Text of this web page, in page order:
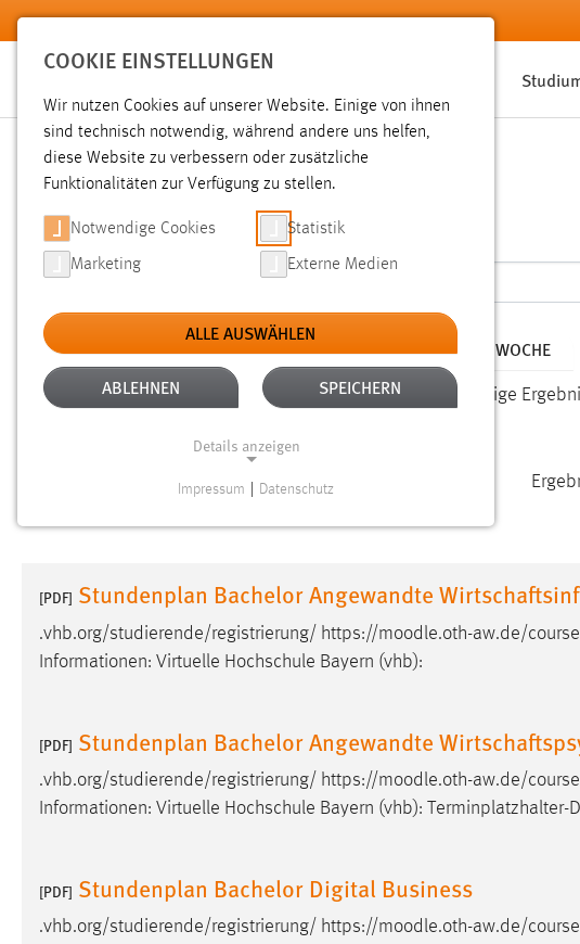
Zum Hauptinhalt springen
SUCHE
Aktive Filter: TYP: DATEIEN ALTER: WENIGER ALS EINE WOCHE
Gesucht nach "deck". Es wurden 21 Ergebnisse gefunden. Zeige
[PDF] Stundenplan Bachelor Angewandte
.vhb.org/studierende/registrierung/ https://moodle.oth-aw.de/
Informationen: Virtuelle Hochschule Bayern (vhb):
[PDF] Stundenplan Bachelor Angewandte
.vhb.org/studierende/registrierung/ https://moodle.oth-aw.de/
Informationen: Virtuelle Hochschule Bayern (vhb): Terminplatzhalter-
[PDF] Stundenplan Bachelor Digital Business
.vhb.org/studierende/registrierung/ https://moodle.oth-aw.de/
COOKIE EINSTELLUNGEN
Wir nutzen Cookies auf unserer Website. Einige von ihnen
sind technisch notwendig, während andere uns helfen,
diese Website zu verbessern oder zusätzliche
Funktionalitäten zur Verfügung zu stellen.
Notwendige Cookies Statistik
Marketing Externe Medien
ALLE AUSWÄHLEN
ABLEHNEN SPEICHERN
Details anzeigen
Website erforderlich.
Einverständnis
Zweck:
Dieser Cookie speichert die
ausgewählten Einverständnis-Optionen
des Benutzers
Cookie Laufzeit: 1 Jahr
Performance
Name: staticfilecache
Impressum Datenschutz